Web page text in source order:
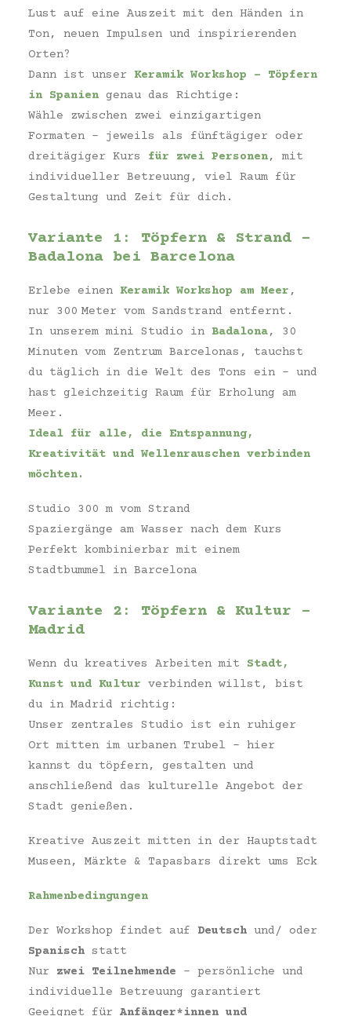
Lust auf eine Auszeit mit den Händen in
Ton, neuen Impulsen und inspirierenden
Orten?
Dann ist unser Keramik Workshop – Töpfern
in Spanien genau das Richtige:
Wähle zwischen zwei einzigartigen
Formaten – jeweils als fünftägiger oder
dreitägiger Kurs für zwei Personen, mit
individueller Betreuung, viel Raum für
Gestaltung und Zeit für dich.
Variante 1: Töpfern & Strand –
Badalona bei Barcelona
Erlebe einen Keramik Workshop am Meer ,
nur 300 Meter vom Sandstrand entfernt.
In unserem mini Studio in Badalona, 30
Minuten vom Zentrum Barcelonas, tauchst
du täglich in die Welt des Tons ein – und
hast gleichzeitig Raum für Erholung am
Meer.
Ideal für alle, die Entspannung,
Kreativität und Wellenrauschen verbinden
möchten.
Studio 300 m vom Strand
Spaziergänge am Wasser nach dem Kurs
Perfekt kombinierbar mit einem
Stadtbummel in Barcelona
Variante 2: Töpfern & Kultur –
Madrid
Wenn du kreatives Arbeiten mit Stadt,
Kunst und Kultur verbinden willst, bist
du in Madrid richtig:
Unser zentrales Studio ist ein ruhiger
Ort mitten im urbanen Trubel – hier
kannst du töpfern, gestalten und
anschließend das kulturelle Angebot der
Stadt genießen.
Kreative Auszeit mitten in der Hauptstadt
Museen, Märkte & Tapasbars direkt ums Eck
Rahmenbedingungen
Der Workshop findet auf Deutsch und/ oder
Spanisch statt
Nur zwei Teilnehmende – persönliche und
individuelle Betreuung garantiert
Geeignet für Anfänger*innen und